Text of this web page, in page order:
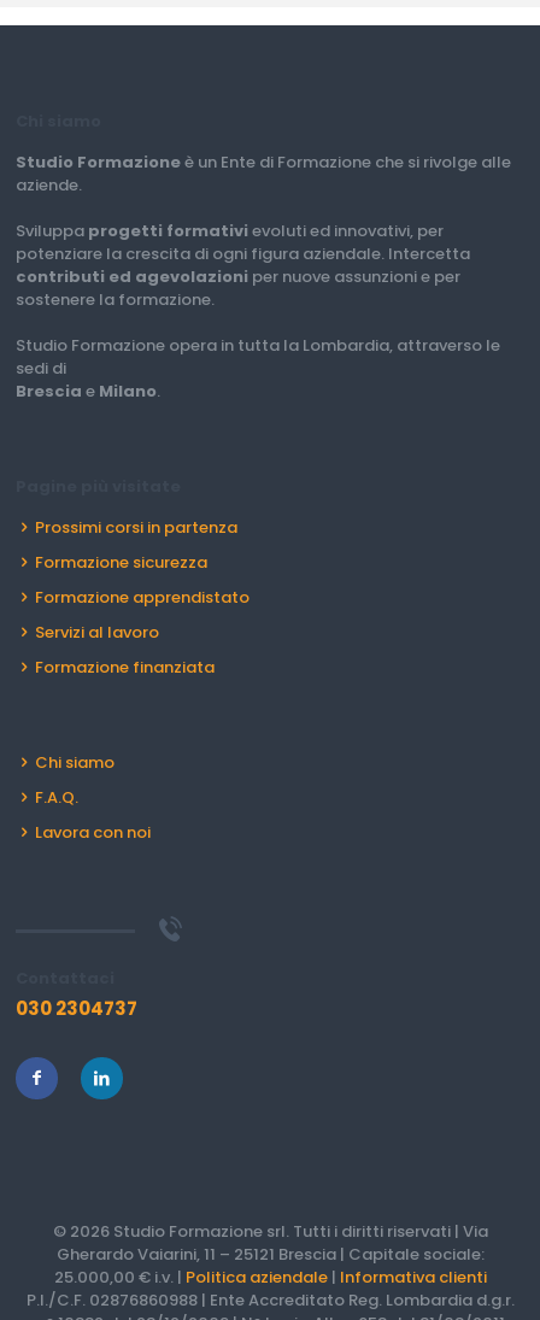
Studio Formazioneè un Ente di Formazione che si rivolge alle
aziende.
Sviluppa progetti formativi evoluti ed innovativi, per
potenziare la crescita di ogni figura aziendale. Intercetta
contributi ed agevolazioni per nuove assunzioni e per
sostenere la formazione.
Studio Formazione opera in tutta la Lombardia, attraverso le
sedi di
Brescia e Milano.
Prossimi corsi in partenza
Formazione sicurezza
Formazione apprendistato
Servizi al lavoro
Formazione finanziata
Chi siamo
F.A.Q.
Lavora con noi
030 2304737
© 2026 Studio Formazione srl. Tutti i diritti riservati | Via
Gherardo Vaiarini, 11 – 25121 Brescia | Capitale sociale:
25.000,00 € i.v. | Politica aziendale| Informativa clienti
P.I./C.F. 02876860988 | Ente Accreditato Reg. Lombardia d.g.r.